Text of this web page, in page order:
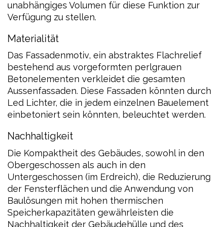
unabhängiges Volumen für diese Funktion zur
Verfügung zu stellen.
Materialität
Das Fassadenmotiv, ein abstraktes Flachrelief
bestehend aus vorgeformten perlgrauen
Betonelementen verkleidet die gesamten
Aussenfassaden. Diese Fassaden könnten durch
Led Lichter, die in jedem einzelnen Bauelement
einbetoniert sein könnten, beleuchtet werden.
Nachhaltigkeit
Die Kompaktheit des Gebäudes, sowohl in den
Obergeschossen als auch in den
Untergeschossen (im Erdreich), die Reduzierung
der Fensterflächen und die Anwendung von
Baulösungen mit hohen thermischen
Speicherkapazitäten gewährleisten die
Nachhaltigkeit der Gebäudehülle und des